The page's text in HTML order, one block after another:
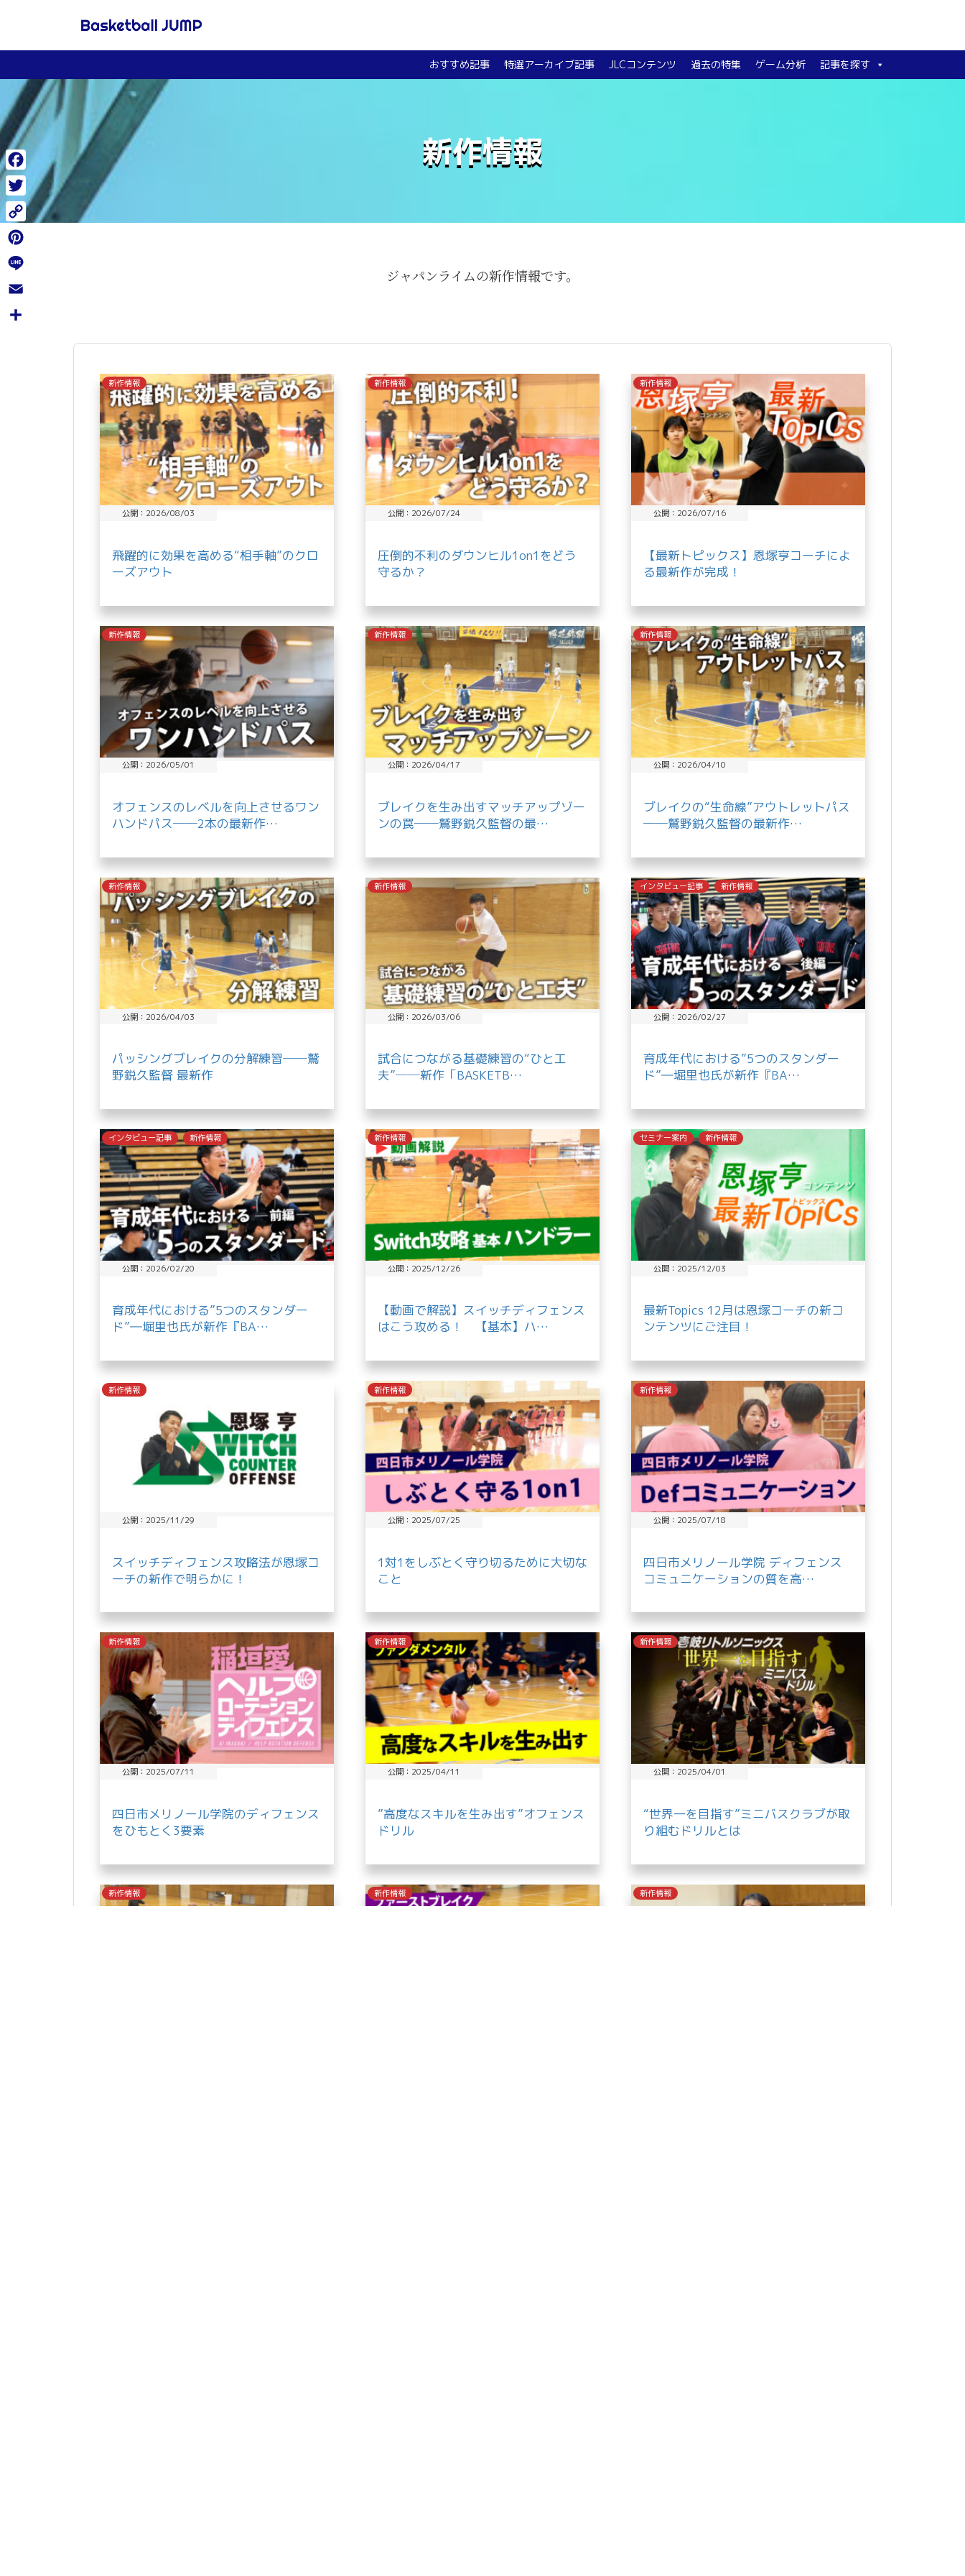
おすすめ記事 特選アーカイブ記事 JLCコンテンツ 過去の特集 ゲーム分析 記事を探す
新作情報
ジャパンライムの新作情報です。
新作情報
公開：2026/08/03
飛躍的に効果を高める“相手軸”のクロ
ーズアウト
新作情報
公開：2026/07/24
圧倒的不利のダウンヒル1on1をどう
守るか？
新作情報
公開：2026/07/16
【最新トピックス】恩塚亨コーチによ
る最新作が完成！
新作情報
公開：2026/05/01
オフェンスのレベルを向上させるワン
ハンドパス──2本の最新作…
新作情報
公開：2026/04/17
ブレイクを生み出すマッチアップゾー
ンの罠──鷲野鋭久監督の最…
新作情報
公開：2026/04/10
ブレイクの“生命線”アウトレットパス
──鷲野鋭久監督の最新作…
新作情報
公開：2026/04/03
パッシングブレイクの分解練習──鷲
野鋭久監督 最新作
新作情報
公開：2026/03/06
試合につながる基礎練習の“ひと工
夫”──新作「BASKETB…
インタビュー記事 新作情報
公開：2026/02/27
育成年代における”5つのスタンダー
ド”―堀里也氏が新作『BA…
インタビュー記事 新作情報
公開：2026/02/20
育成年代における”5つのスタンダー
ド”―堀里也氏が新作『BA…
新作情報
公開：2025/12/26
【動画で解説】スイッチディフェンス
はこう攻める！ 【基本】ハ…
セミナー案内 新作情報
公開：2025/12/03
最新Topics 12月は恩塚コーチの新コ
ンテンツにご注目！
新作情報
公開：2025/11/29
スイッチディフェンス攻略法が恩塚コ
ーチの新作で明らかに！
新作情報
公開：2025/07/25
1対1をしぶとく守り切るために大切な
こと
新作情報
公開：2025/07/18
四日市メリノール学院 ディフェンス
コミュニケーションの質を高…
新作情報
公開：2025/07/11
四日市メリノール学院のディフェンス
をひもとく3要素
新作情報
公開：2025/04/11
”高度なスキルを生み出す”オフェンス
ドリル
新作情報
公開：2025/04/01
“世界一を目指す”ミニバスクラブが取
り組むドリルとは
新作情報 新作情報 新作情報
Facebook
Twitter
Copy
Pinterest
Line
Email